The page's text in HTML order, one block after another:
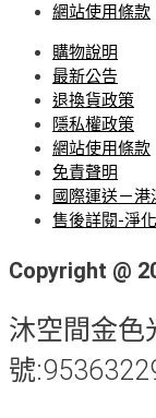
網站使用條款
購物說明
最新公告
退換貨政策
隱私權政策
網站使用條款
免責聲明
國際運送－港
售後詳閱-淨
Copyright @
沐空間金色
號